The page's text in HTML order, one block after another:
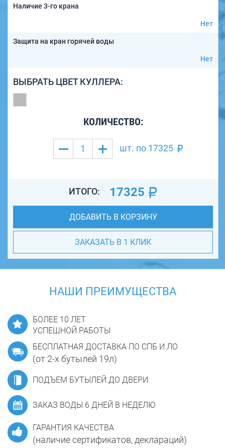
Наличие 3-го крана
Нет
Защита на кран горячей воды
Нет
ВЫБРАТЬ ЦВЕТ КУЛЛЕРА:
КОЛИЧЕСТВО:
шт. по 17325
ИТОГО: 17325
ДОБАВИТЬ В КОРЗИНУ
ЗАКАЗАТЬ В 1 КЛИК
НАШИ ПРЕИМУЩЕСТВА
БОЛЕЕ 10 ЛЕТ
УСПЕШНОЙ РАБОТЫ
БЕСПЛАТНАЯ ДОСТАВКА ПО СПБ И ЛО
(от 2-х бутылей 19л)
ПОДЪЕМ БУТЫЛЕЙ ДО ДВЕРИ
ЗАКАЗ ВОДЫ 6 ДНЕЙ В НЕДЕЛЮ
ГАРАНТИЯ КАЧЕСТВА
(наличие сертификатов, деклараций)